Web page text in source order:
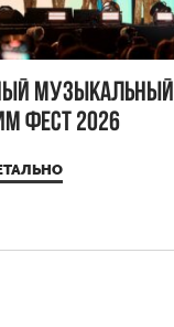
музыкальный
ФЕСТ 2026